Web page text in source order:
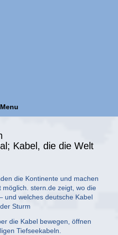
Menu
Kabel, die die Welt
die Kontinente und machen
stern.de zeigt, wo die
und welches deutsche Kabel
Sturm
die Kabel bewegen, öffnen
Tiefseekabeln.